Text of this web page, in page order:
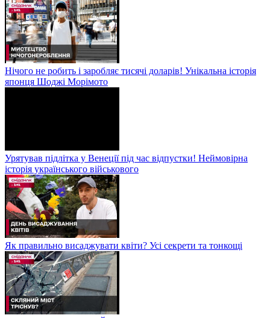
Нічого не робить і заробляє тисячі доларів! Унікальна історія
японця Шоджі Морімото
Урятував підлітка у Венеції під час відпустки! Неймовірна
історія українського військового
Як правильно висаджувати квіти? Усі секрети та тонкощі